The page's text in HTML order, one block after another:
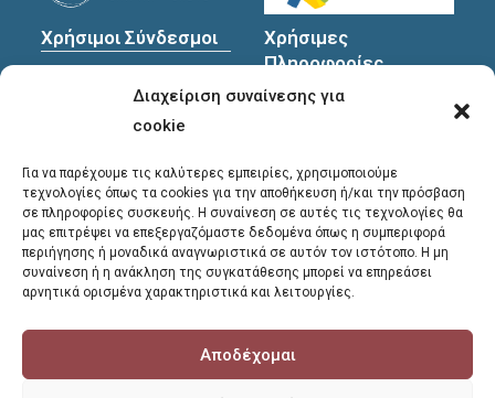
Διαχείριση συναίνεσης για
cookie
Για να παρέχουμε τις καλύτερες εμπειρίες, χρησιμοποιούμε
τεχνολογίες όπως τα cookies για την αποθήκευση ή/και την πρόσβαση
σε πληροφορίες συσκευής. Η συναίνεση σε αυτές τις τεχνολογίες θα
μας επιτρέψει να επεξεργαζόμαστε δεδομένα όπως η συμπεριφορά
περιήγησης ή μοναδικά αναγνωριστικά σε αυτόν τον ιστότοπο. Η μη
συναίνεση ή η ανάκληση της συγκατάθεσης μπορεί να επηρεάσει
αρνητικά ορισμένα χαρακτηριστικά και λειτουργίες.
Αποδέχομαι
Χρήσιμοι Σύνδεσμοι
Προσωπικών
Χρήσιμες
Πληροφορίες
Διεύθυνση
Χανιά, 731 35
Τηλέφωνα
επικοινωνίας:
28213 41661
28213
E-mail
library@chania.gr